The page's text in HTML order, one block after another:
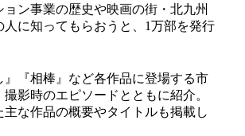
ョン事業の歴史や映画の街・北九州
人に知ってもらおうと、1万部を発行
『相棒』など各作品に登場する市
影時のエピソードとともに紹介。
主な作品の概要やタイトルも掲載し